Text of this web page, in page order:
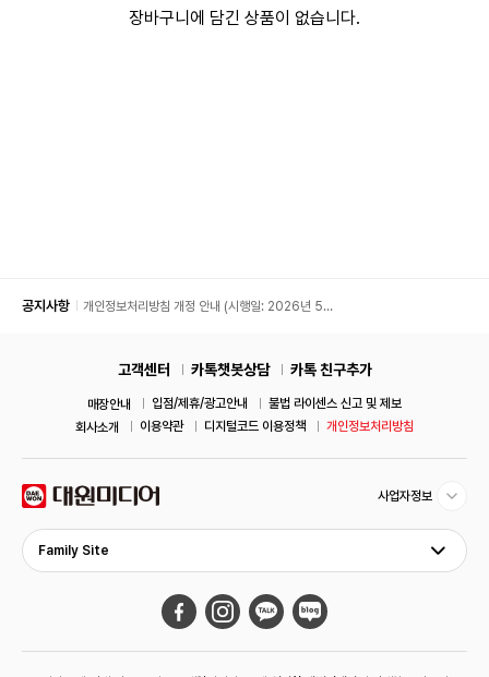
장바구니에 담긴 상품이 없습니다.
공지사항
개인정보처리방침 개정 안내 (시행일: 2026년 5월
고객센터 카톡챗봇상담 카톡 친구추가
매장안내 입점/제휴/광고안내
불법 라이센스 신고 및 제보
회사소개
이용약관 디지털코드 이용정책 개인정보처리방침
사업자정보
Family Site